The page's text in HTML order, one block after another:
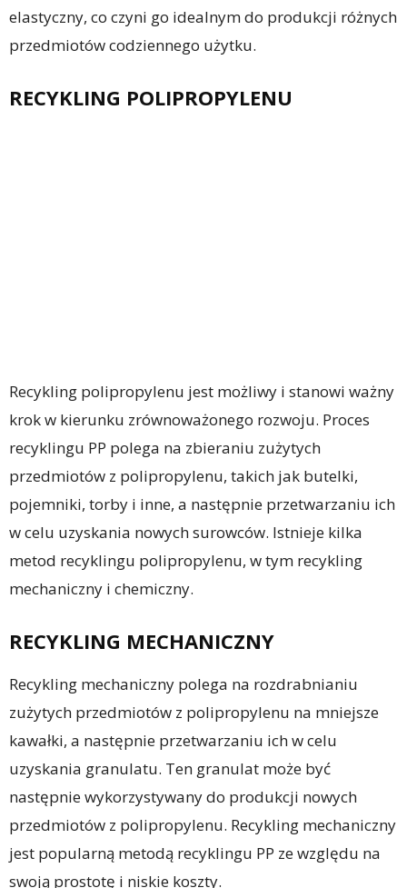
elastyczny, co czyni go idealnym do produkcji różnych
przedmiotów codziennego użytku.
RECYKLING POLIPROPYLENU
Recykling polipropylenu jest możliwy i stanowi ważny
krok w kierunku zrównoważonego rozwoju. Proces
recyklingu PP polega na zbieraniu zużytych
przedmiotów z polipropylenu, takich jak butelki,
pojemniki, torby i inne, a następnie przetwarzaniu ich
w celu uzyskania nowych surowców. Istnieje kilka
metod recyklingu polipropylenu, w tym recykling
mechaniczny i chemiczny.
RECYKLING MECHANICZNY
Recykling mechaniczny polega na rozdrabnianiu
zużytych przedmiotów z polipropylenu na mniejsze
kawałki, a następnie przetwarzaniu ich w celu
uzyskania granulatu. Ten granulat może być
następnie wykorzystywany do produkcji nowych
przedmiotów z polipropylenu. Recykling mechaniczny
jest popularną metodą recyklingu PP ze względu na
swoją prostotę i niskie koszty.